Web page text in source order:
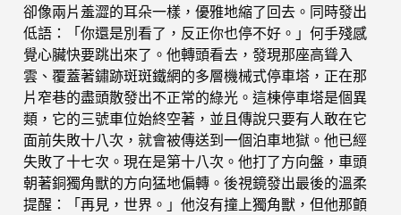
卻像兩片羞澀的耳朵一樣，優雅地縮了回去。同時發出
低語：「你還是別看了，反正你也停不好。」何手殘感
覺心臟快要跳出來了。他轉頭看去，發現那座高聳入
雲、覆蓋著鏽跡斑斑鐵網的多層機械式停車塔，正在那
片窄巷的盡頭散發出不正常的綠光。這棟停車塔是個異
類，它的三號車位始終空著，並且傳說只要有人敢在它
面前失敗十八次，就會被傳送到一個泊車地獄。他已經
失敗了十七次。現在是第十八次。他打了方向盤，車頭
朝著銅獨角獸的方向猛地偏轉。後視鏡發出最後的溫柔
提醒：「再見，世界。」他沒有撞上獨角獸，但他那顫